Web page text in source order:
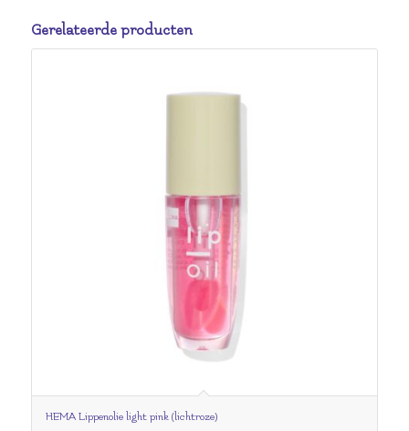
Gerelateerde producten
HEMA Lippenolie light pink (lichtroze)